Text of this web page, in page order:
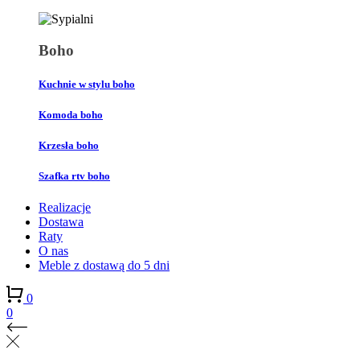
Boho
Kuchnie w stylu boho
Komoda boho
Krzesła boho
Szafka rtv boho
Realizacje
Dostawa
Raty
O nas
Meble z dostawą do 5 dni
0
0